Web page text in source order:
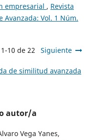
empresarial , Revista
Avanzada: Vol. 1 Núm.
1-10 de 22 Siguiente
de similitud avanzada
autor/a
Vega Yanes,